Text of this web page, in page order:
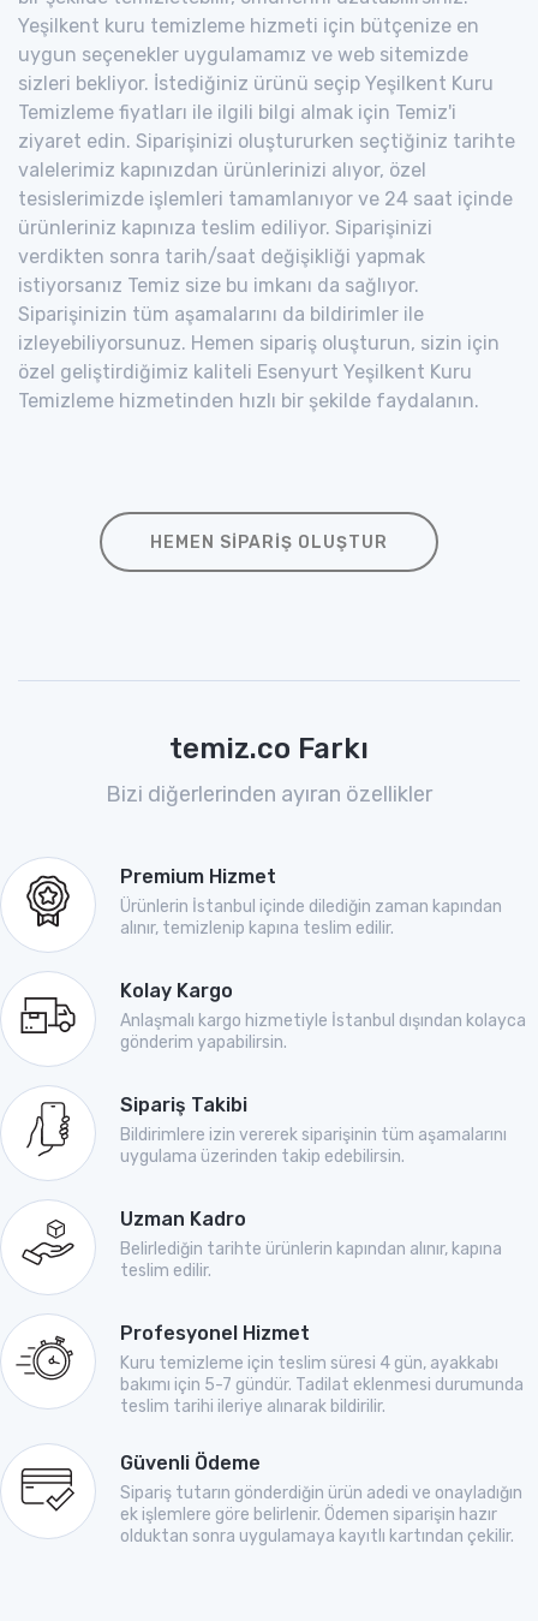
Yeşilkent kuru temizleme hizmeti için bütçenize en
uygun seçenekler uygulamamız ve web sitemizde
sizleri bekliyor. İstediğiniz ürünü seçip Yeşilkent Kuru
Temizleme fiyatları ile ilgili bilgi almak için Temiz'i
ziyaret edin. Siparişinizi oluştururken seçtiğiniz tarihte
valelerimiz kapınızdan ürünlerinizi alıyor, özel
tesislerimizde işlemleri tamamlanıyor ve 24 saat içinde
ürünleriniz kapınıza teslim ediliyor. Siparişinizi
verdikten sonra tarih/saat değişikliği yapmak
istiyorsanız Temiz size bu imkanı da sağlıyor.
Siparişinizin tüm aşamalarını da bildirimler ile
izleyebiliyorsunuz. Hemen sipariş oluşturun, sizin için
özel geliştirdiğimiz kaliteli Esenyurt Yeşilkent Kuru
Temizleme hizmetinden hızlı bir şekilde faydalanın.
HEMEN SIPARIŞ OLUŞTUR
temiz.co Farkı
Bizi diğerlerinden ayıran özellikler
Premium Hizmet
Ürünlerin İstanbul içinde dilediğin zaman kapından
alınır, temizlenip kapına teslim edilir.
Kolay Kargo
Anlaşmalı kargo hizmetiyle İstanbul dışından kolayca
gönderim yapabilirsin.
Sipariş Takibi
Bildirimlere izin vererek siparişinin tüm aşamalarını
uygulama üzerinden takip edebilirsin.
Uzman Kadro
Belirlediğin tarihte ürünlerin kapından alınır, kapına
teslim edilir.
Profesyonel Hizmet
Kuru temizleme için teslim süresi 4 gün, ayakkabı
bakımı için 5-7 gündür. Tadilat eklenmesi durumunda
teslim tarihi ileriye alınarak bildirilir.
Güvenli Ödeme
Sipariş tutarın gönderdiğin ürün adedi ve onayladığın
ek işlemlere göre belirlenir. Ödemen siparişin hazır
olduktan sonra uygulamaya kayıtlı kartından çekilir.